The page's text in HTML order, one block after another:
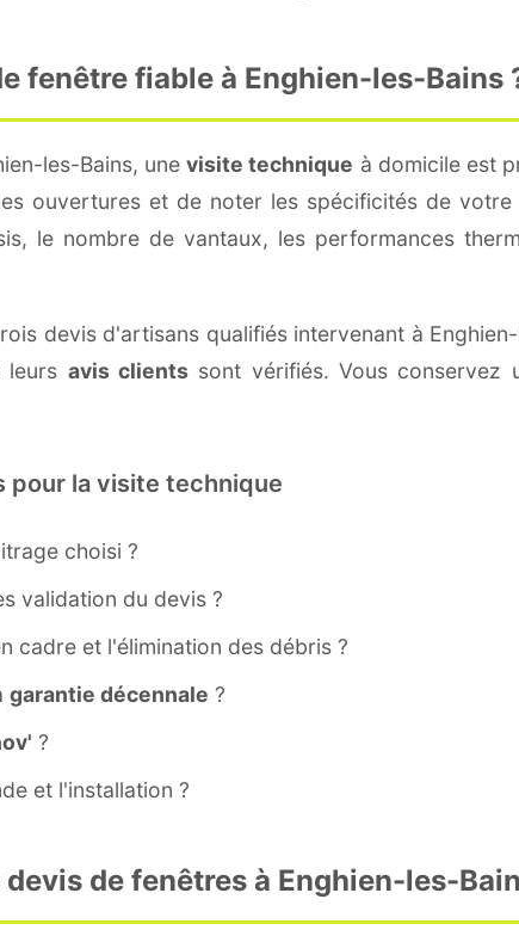
fenêtre fiable à Enghien-les-Bains
les-Bains, unevisite technique à domicile est
ouvertures et de noter les spécificités de votre
le nombre de vantaux, les performances
devis d'artisans qualifiés intervenant à
leurs avis clientssont vérifiés. Vous conservez
pour la visite technique
choisi ?
validation du devis ?
cadre et l'élimination des débris ?
garantie décennale ?
?
et l'installation ?
de fenêtres à Enghien-les-